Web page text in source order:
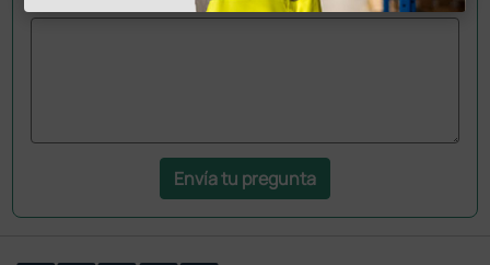
Envía tu pregunta